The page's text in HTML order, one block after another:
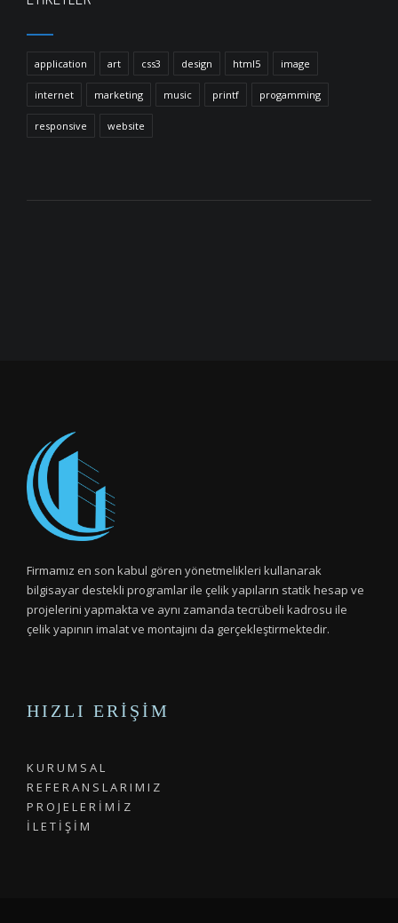
application art css3 design html5 image
internet marketing music printf progamming
responsive website
Firmamız en son kabul gören yönetmelikleri kullanarak
bilgisayar destekli programlar ile çelik yapıların statik hesap ve
projelerini yapmakta ve aynı zamanda tecrübeli kadrosu ile
çelik yapının imalat ve montajını da gerçekleştirmektedir.
HIZLI ERIŞIM
K U R U M S A L
R E F E R A N S L A R I M I Z
P R O J E L E R İ M İ Z
İ L E T İ Ş İ M